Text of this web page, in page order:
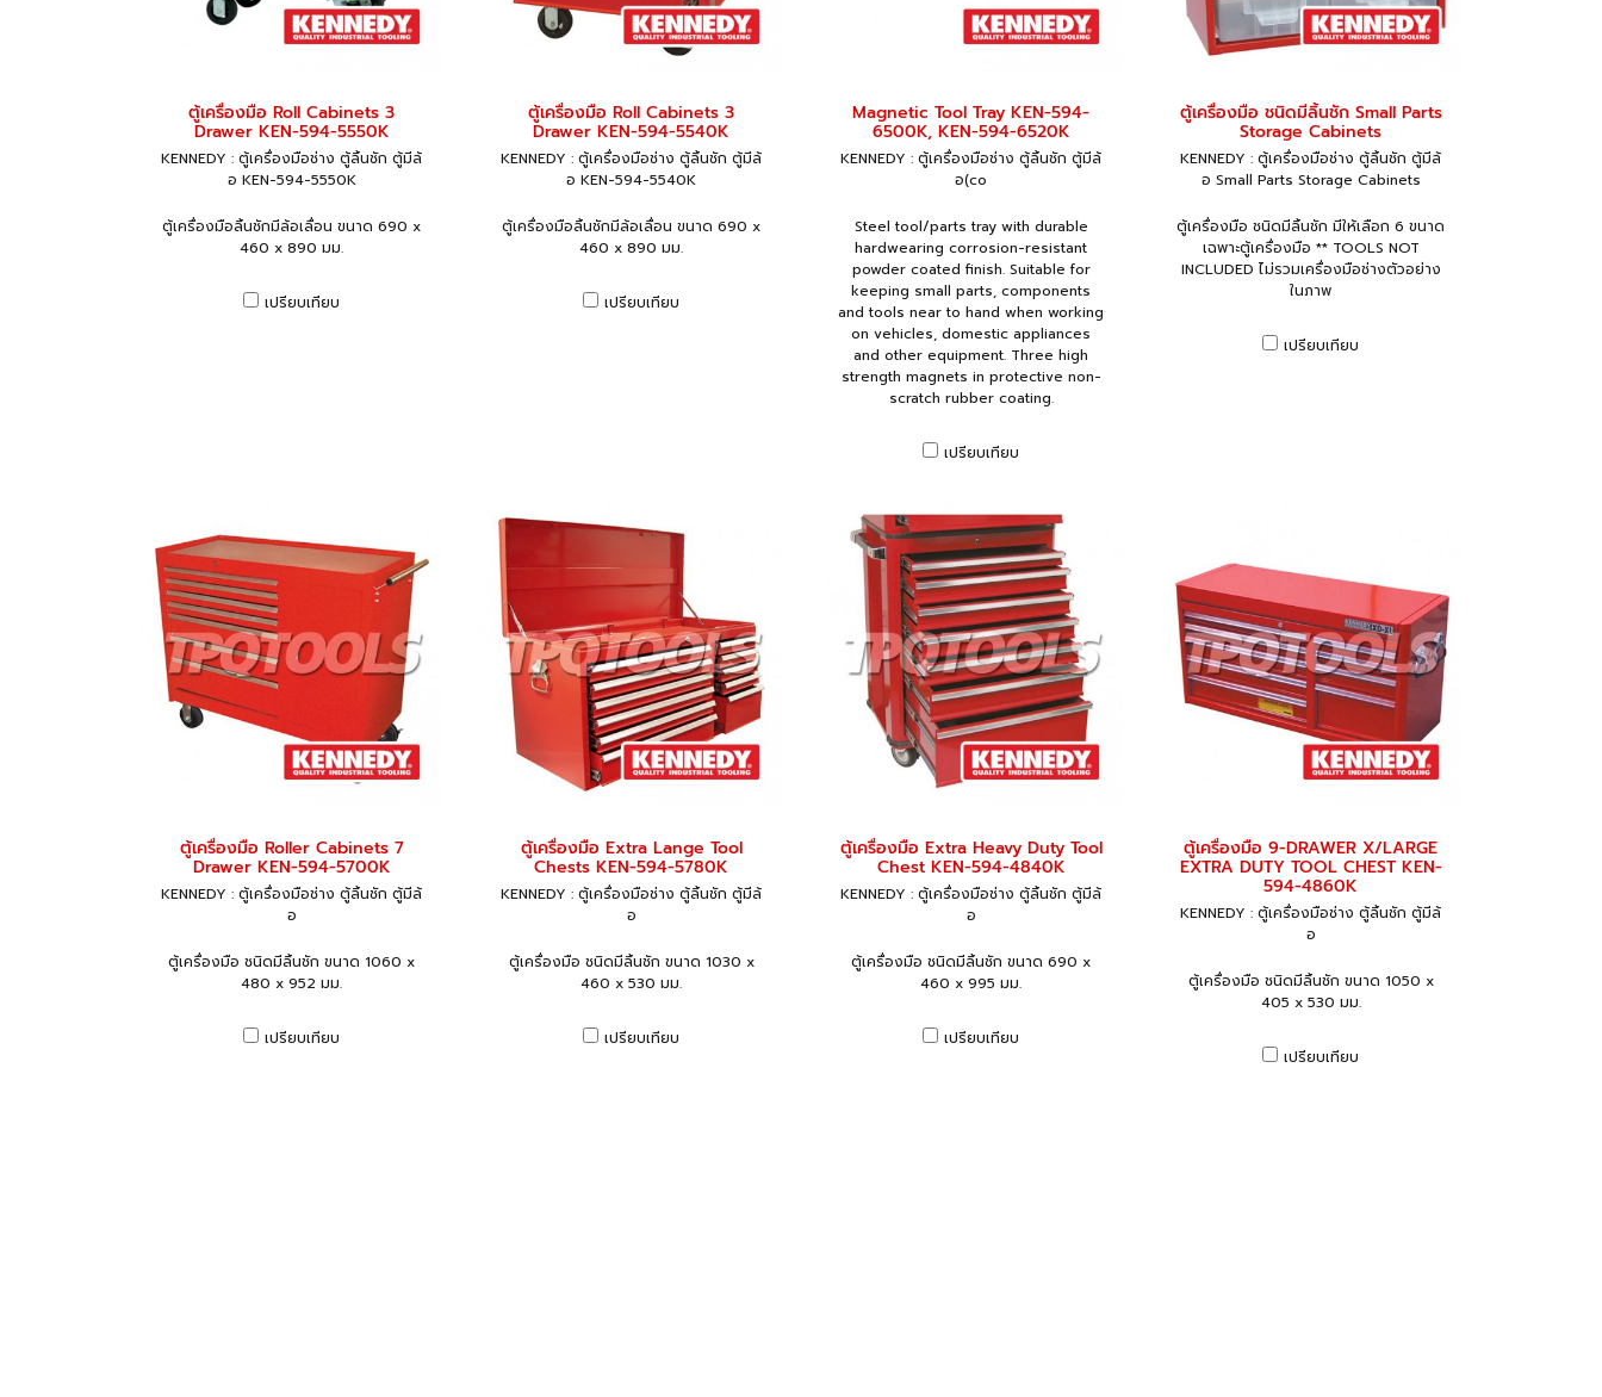
ตู้เครื่องมือ Roll Cabinets 3
Drawer KEN-594-5550K
KENNEDY : ตู้เครื่องมือช่าง ตู้ลิ้นชัก ตู้มีล้
อ KEN-594-5550K
ตู้เครื่องมือลิ้นชักมีล้อเลื่อน ขนาด 690 x
460 x 890 มม.
เปรียบเทียบ
ตู้เครื่องมือ Roll Cabinets 3
Drawer KEN-594-5540K
KENNEDY : ตู้เครื่องมือช่าง ตู้ลิ้นชัก ตู้มีล้
อ KEN-594-5540K
ตู้เครื่องมือลิ้นชักมีล้อเลื่อน ขนาด 690 x
460 x 890 มม.
เปรียบเทียบ
Magnetic Tool Tray KEN-594-
6500K, KEN-594-6520K
KENNEDY : ตู้เครื่องมือช่าง ตู้ลิ้นชัก ตู้มีล้
อ(co
Steel tool/parts tray with durable
hardwearing corrosion-resistant
powder coated finish. Suitable for
keeping small parts, components
and tools near to hand when working
on vehicles, domestic appliances
and other equipment. Three high
strength magnets in protective non-
scratch rubber coating.
เปรียบเทียบ
ตู้เครื่องมือ ชนิดมีลิ้นชัก Small Parts
Storage Cabinets
KENNEDY : ตู้เครื่องมือช่าง ตู้ลิ้นชัก ตู้มีล้
อ Small Parts Storage Cabinets
ตู้เครื่องมือ ชนิดมีลิ้นชัก มีให้เลือก 6 ขนาด
เฉพาะตู้เครื่องมือ ** TOOLS NOT
INCLUDED ไม่รวมเครื่องมือช่างตัวอย่าง
ในภาพ
เปรียบเทียบ
ตู้เครื่องมือ Roller Cabinets 7
Drawer KEN-594-5700K
KENNEDY : ตู้เครื่องมือช่าง ตู้ลิ้นชัก ตู้มีล้
อ
ตู้เครื่องมือ ชนิดมีลิ้นชัก ขนาด 1060 x
480 x 952 มม.
เปรียบเทียบ
ตู้เครื่องมือ Extra Lange Tool
Chests KEN-594-5780K
KENNEDY : ตู้เครื่องมือช่าง ตู้ลิ้นชัก ตู้มีล้
อ
ตู้เครื่องมือ ชนิดมีลิ้นชัก ขนาด 1030 x
460 x 530 มม.
เปรียบเทียบ
ตู้เครื่องมือ Extra Heavy Duty Tool
Chest KEN-594-4840K
KENNEDY : ตู้เครื่องมือช่าง ตู้ลิ้นชัก ตู้มีล้
อ
ตู้เครื่องมือ ชนิดมีลิ้นชัก ขนาด 690 x
460 x 995 มม.
เปรียบเทียบ
ตู้เครื่องมือ 9-DRAWER X/LARGE
EXTRA DUTY TOOL CHEST KEN-
594-4860K
KENNEDY : ตู้เครื่องมือช่าง ตู้ลิ้นชัก ตู้มีล้
อ
ตู้เครื่องมือ ชนิดมีลิ้นชัก ขนาด 1050 x
405 x 530 มม.
เปรียบเทียบ